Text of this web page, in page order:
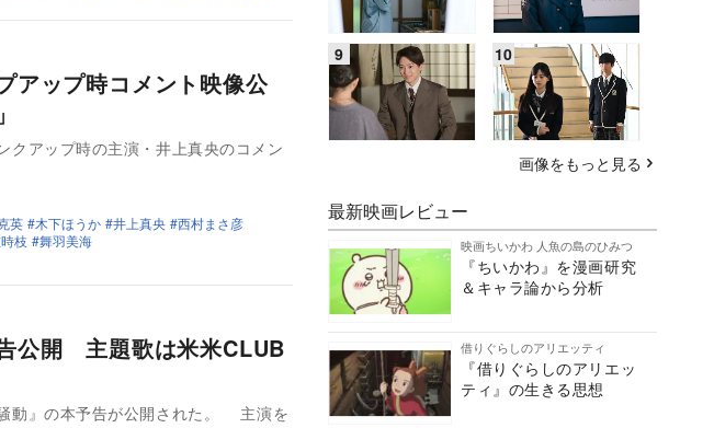
アップ時コメント映像公
アップ時の主演・井上真央のコメン
英 木下ほうか 井上真央
西村まさ彦
枝 舞羽美海
公開 主題歌は米米CLUB
動』の本予告が公開された。 主演を
画像をもっと見る
最新映画レビュー
映画ちいかわ 人魚の島のひみつ
『ちいかわ』を漫画研究
＆キャラ論から分析
借りぐらしのアリエッティ
『借りぐらしのアリエッ
ティ』の生きる思想